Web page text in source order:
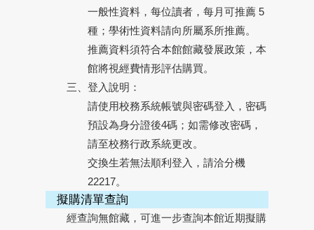
一般性資料，每位讀者，每月可推薦 5
種；學術性資料請向所屬系所推薦。
推薦資料須符合本館館藏發展政策，本
館將視經費情形評估購買。
三、 登入說明：
請使用校務系統帳號與密碼登入，密碼
預設為身分證後4碼；如需修改密碼，
請至校務行政系統更改。
交換生若無法順利登入，請洽分機
22217。
擬購清單查詢
經查詢無館藏，可進一步查詢本館近期擬購